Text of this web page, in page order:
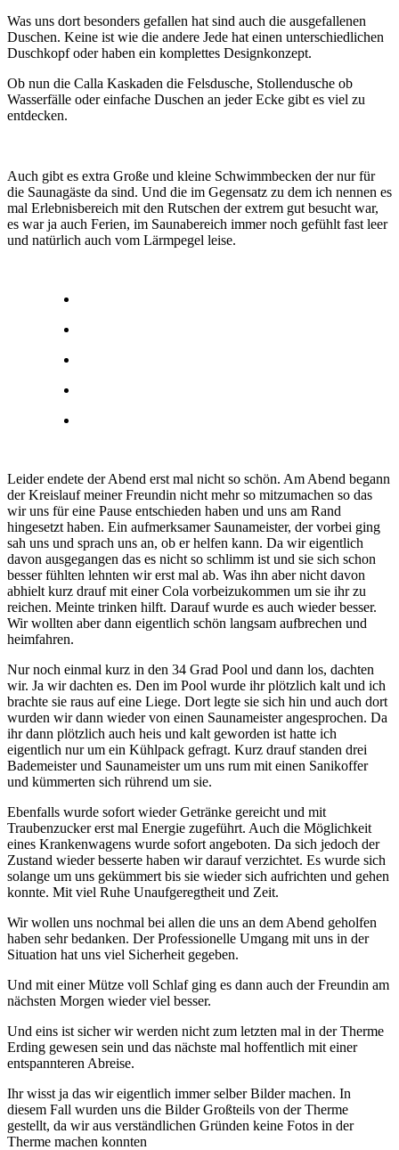
Was uns dort besonders gefallen hat sind auch die ausgefallenen
Duschen. Keine ist wie die andere Jede hat einen unterschiedlichen
Duschkopf oder haben ein komplettes Designkonzept.
Ob nun die Calla Kaskaden die Felsdusche, Stollendusche ob
Wasserfälle oder einfache Duschen an jeder Ecke gibt es viel zu
entdecken.
Auch gibt es extra Große und kleine Schwimmbecken der nur für
die Saunagäste da sind. Und die im Gegensatz zu dem ich nennen es
mal Erlebnisbereich mit den Rutschen der extrem gut besucht war,
es war ja auch Ferien, im Saunabereich immer noch gefühlt fast leer
und natürlich auch vom Lärmpegel leise.
Leider endete der Abend erst mal nicht so schön. Am Abend begann
der Kreislauf meiner Freundin nicht mehr so mitzumachen so das
wir uns für eine Pause entschieden haben und uns am Rand
hingesetzt haben. Ein aufmerksamer Saunameister, der vorbei ging
sah uns und sprach uns an, ob er helfen kann. Da wir eigentlich
davon ausgegangen das es nicht so schlimm ist und sie sich schon
besser fühlten lehnten wir erst mal ab. Was ihn aber nicht davon
abhielt kurz drauf mit einer Cola vorbeizukommen um sie ihr zu
reichen. Meinte trinken hilft. Darauf wurde es auch wieder besser.
Wir wollten aber dann eigentlich schön langsam aufbrechen und
heimfahren.
Nur noch einmal kurz in den 34 Grad Pool und dann los, dachten
wir. Ja wir dachten es. Den im Pool wurde ihr plötzlich kalt und ich
brachte sie raus auf eine Liege. Dort legte sie sich hin und auch dort
wurden wir dann wieder von einen Saunameister angesprochen. Da
ihr dann plötzlich auch heis und kalt geworden ist hatte ich
eigentlich nur um ein Kühlpack gefragt. Kurz drauf standen drei
Bademeister und Saunameister um uns rum mit einen Sanikoffer
und kümmerten sich rührend um sie.
Ebenfalls wurde sofort wieder Getränke gereicht und mit
Traubenzucker erst mal Energie zugeführt. Auch die Möglichkeit
eines Krankenwagens wurde sofort angeboten. Da sich jedoch der
Zustand wieder besserte haben wir darauf verzichtet. Es wurde sich
solange um uns gekümmert bis sie wieder sich aufrichten und gehen
konnte. Mit viel Ruhe Unaufgeregtheit und Zeit.
Wir wollen uns nochmal bei allen die uns an dem Abend geholfen
haben sehr bedanken. Der Professionelle Umgang mit uns in der
Situation hat uns viel Sicherheit gegeben.
Und mit einer Mütze voll Schlaf ging es dann auch der Freundin am
nächsten Morgen wieder viel besser.
Und eins ist sicher wir werden nicht zum letzten mal in der Therme
Erding gewesen sein und das nächste mal hoffentlich mit einer
entspannteren Abreise.
Ihr wisst ja das wir eigentlich immer selber Bilder machen. In
diesem Fall wurden uns die Bilder Großteils von der Therme
gestellt, da wir aus verständlichen Gründen keine Fotos in der
Therme machen konnten